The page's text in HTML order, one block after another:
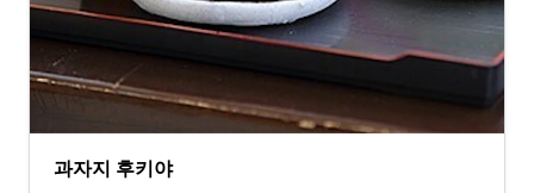
과자지 후키야